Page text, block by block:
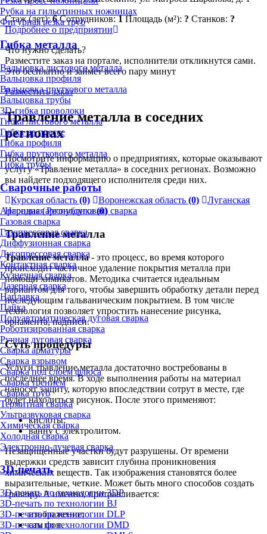
Рубка на гильотинных ножницах
Фигурная резка труб
Гибка металла
Вальцовка листового металла
Вальцовка профиля
Вальцовка пруткового металла
Вальцовка трубы
3D-гибка проволоки
Гибка листового металла
Гибка на прессе
Гибка профиля
Гибка пруткового металла
Гибка трубы
Сварочные работы
Аргонная (аргонодуговая) сварка
Газовая сварка
Газопрессовая сварка
Диффузионная сварка
Дугопрессовая сварка
Контактная сварка
Кузнечная сварка
Лазерная сварка
Наплавка
Пайка
Полуавтоматическая дуговая сварка
Роботизированная сварка
Ручная дуговая сварка
Сварка арматуры
Сварка взрывом
Сварка под слоем флюса
Сварка трением
Сварка труб
Термитная сварка
Ультразвуковая сварка
Химическая сварка
Холодная сварка
Электронно-лучевая сварка
3D-печать
3D-печать по технологии 3DP
3D-печать по технологии BJ
3D-печать по технологии DLP
3D-печать по технологии DMD
Стаж (лет):6 Сотрудников: 1 Площадь (м²): ? Станков: ?
Подробнее о предприятии
Что нужно сделать?
Разместите заказ на портале, исполнители откликнутся сами.
Это бесплатно и займет всего пару минут
Разместить заказ
Травление металла в соседних
регионах
Посмотрите информацию о предприятиях, которые оказывают
услугу «Травление металла» в соседних регионах. Возможно
вы найдете подходящего исполнителя среди них.
Курская область (0) Воронежская область (0)
Луганская
Народная Республика(0)
Травление металла
Травление металла- это процесс, во время которого
происходит частичное удаление покрытия металла при
помощи химикатов. Методика считается идеальным
вариантом для того, чтобы завершить обработку детали перед
последующим гальваническим покрытием. В том числе
технология позволяет упростить нанесение рисунка,
орнамента, надписи.
Суть процедуры
Услуги травление металла достаточно востребованы в
последнее время. В ходе выполнения работы на материал
наносят защиту, которую впоследствии сотрут в месте, где
будет находиться рисунок. После этого применяют:
кислоты;
ванну с электролитом.
Незащищенные участки будут разрушены. От времени
выдержки средств зависит глубина проникновения
химических веществ. Так изображения становятся более
выразительные, четкие. Может быть много способов создать
гравюру. А именно, протравливается:
изображение;
сам фон.